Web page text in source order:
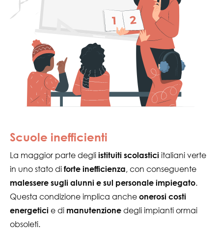
Scuole inefficienti
La maggior parte degli istituiti scolastici italiani verte
in uno stato di forte inefficienza, con conseguente
malessere sugli alunni e sul personale impiegato.
Questa condizione implica anche onerosi costi
energetici e di manutenzione degli impianti ormai
obsoleti.